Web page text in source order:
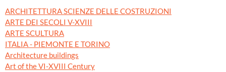
ARCHITETTURA SCIENZE DELLE COSTRUZIONI
ARTE DEI SECOLI V-XVIII
ARTE SCULTURA
ITALIA - PIEMONTE E TORINO
Architecture buildings
Art of the VI-XVIII Century